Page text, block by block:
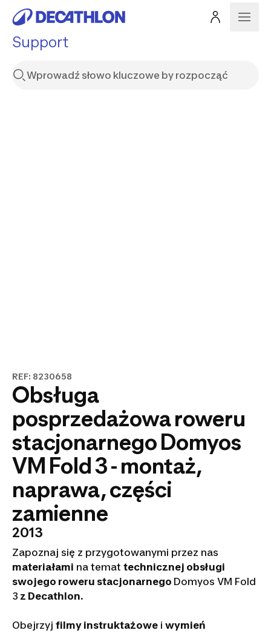
Support
REF: 8230658
Obsługa
posprzedażowa roweru
stacjonarnego Domyos
VM Fold 3 - montaż,
naprawa, części
zamienne
2013
Zapoznaj się z przygotowanymi przez nas
materiałami na temat technicznej obsługi
swojego roweru stacjonarnego Domyos VM Fold
3 z Decathlon.
Obejrzyj filmy instruktażowe i wymień